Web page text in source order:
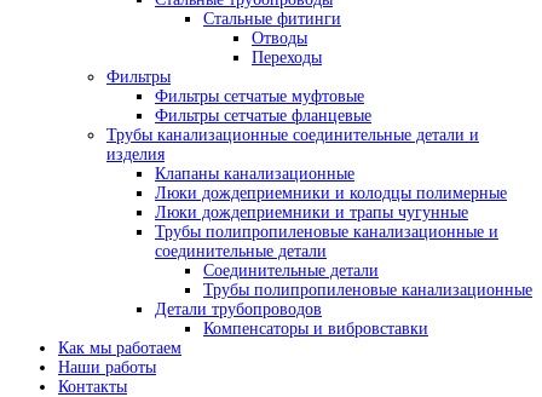
Стальные фитинги
Отводы
Переходы
Фильтры
Фильтры сетчатые муфтовые
Фильтры сетчатые фланцевые
Трубы канализационные соединительные детали и
изделия
Клапаны канализационные
Люки дождеприемники и колодцы полимерные
Люки дождеприемники и трапы чугунные
Трубы полипропиленовые канализационные и
соединительные детали
Соединительные детали
Трубы полипропиленовые канализационные
Детали трубопроводов
Компенсаторы и вибровставки
Как мы работаем
Наши работы
Контакты